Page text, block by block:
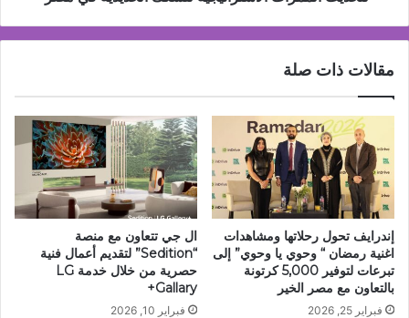
في
مقالات ذات صلة
إندرايف تحول رحلاتها ومشاهدات
اغنية رمضان “ وحوي يا وحوي” إلى
تبرعات لتوفير 5,000 كرتونة
بالتعاون مع مصر الخير
فبراير 25, 2026
ال جي تتعاون مع منصة
“Sedition” لتقديم أعمال فنية
حصرية من خلال خدمة LG
Gallary+
فبراير 10, 2026